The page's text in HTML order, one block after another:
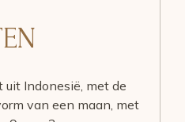
uit Indonesië, met de
van een maan, met